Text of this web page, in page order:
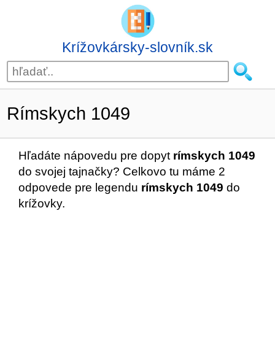
Krížovkársky-slovník.sk
Rímskych 1049
Hľadáte nápovedu pre dopyt rímskych 1049
do svojej tajnačky? Celkovo tu máme 2
odpovede pre legendu rímskych 1049 do
krížovky.